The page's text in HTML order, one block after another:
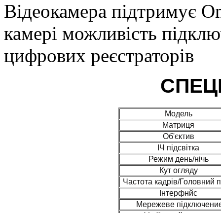
Відеокамера підтримує
камері можливість
цифрових реєстраторів
Модель
Матриця
Об'єктив
ІЧ підсвітка
Режим день/нічь
Кут огляду
Частота кадрів/Головний
Інтерфнйс
Мережеве